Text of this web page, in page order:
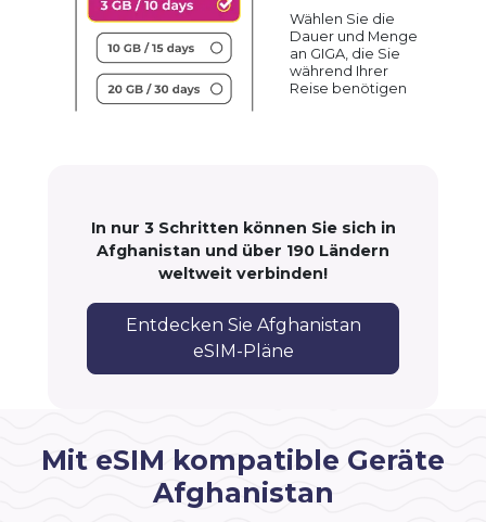
Wählen Sie die
Dauer und Menge
an GIGA, die Sie
während Ihrer
Reise benötigen
In nur 3 Schritten können Sie sich in
Afghanistan und über 190 Ländern
weltweit verbinden!
Entdecken Sie Afghanistan
eSIM-Pläne
Mit eSIM kompatible Geräte
Afghanistan